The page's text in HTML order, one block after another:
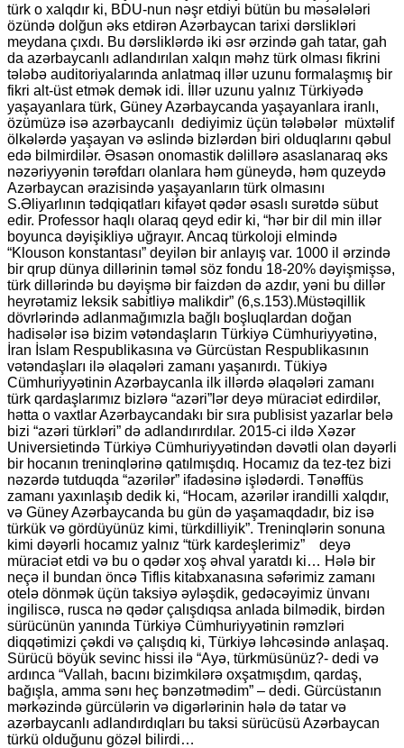
türk o xalqdır ki, BDU-nun nəşr etdiyi bütün bu məsələləri
özündə dolğun əks etdirən Azərbaycan tarixi dərslikləri
meydana çıxdı. Bu dərsliklərdə iki əsr ərzində gah tatar, gah
da azərbaycanlı adlandırılan xalqın məhz türk olması fikrini
tələbə auditoriyalarında anlatmaq illər uzunu formalaşmış bir
fikri alt-üst etmək demək idi. İllər uzunu yalnız Türkiyədə
yaşayanlara türk, Güney Azərbaycanda yaşayanlara iranlı,
özümüzə isə azərbaycanlı dediyimiz üçün tələbələr müxtəlif
ölkələrdə yaşayan və əslində bizlərdən biri olduqlarını qəbul
edə bilmirdilər. Əsasən onomastik dəlillərə asaslanaraq əks
nəzəriyyənin tərəfdarı olanlara həm güneydə, həm quzeydə
Azərbaycan ərazisində yaşayanların türk olmasını
S.Əliyarlının tədqiqatları kifayət qədər əsaslı surətdə sübut
edir. Professor haqlı olaraq qeyd edir ki, “hər bir dil min illər
boyunca dəyişikliyə uğrayır. Ancaq türkoloji elmində
“Klouson konstantası” deyilən bir anlayış var. 1000 il ərzində
bir qrup dünya dillərinin təməl söz fondu 18-20% dəyişmişsə,
türk dillərində bu dəyişmə bir faizdən də azdır, yəni bu dillər
heyrətamiz leksik sabitliyə malikdir” (6,s.153).Müstəqillik
dövrlərində adlanmağımızla bağlı boşluqlardan doğan
hadisələr isə bizim vətəndaşların Türkiyə Cümhuriyyətinə,
İran İslam Respublikasına və Gürcüstan Respublikasının
vətəndaşları ilə əlaqələri zamanı yaşanırdı. Tükiyə
Cümhuriyyətinin Azərbaycanla ilk illərdə əlaqələri zamanı
türk qardaşlarımız bizlərə “azəri”lər deyə müraciət edirdilər,
hətta o vaxtlar Azərbaycandakı bir sıra publisist yazarlar belə
bizi “azəri türkləri” də adlandırırdılar. 2015-ci ildə Xəzər
Universietində Türkiyə Cümhuriyyətindən dəvətli olan dəyərli
bir hocanın treninqlərinə qatılmışdıq. Hocamız da tez-tez bizi
nəzərdə tutduqda “azərilər” ifadəsinə işlədərdi. Tənəffüs
zamanı yaxınlaşıb dedik ki, “Hocam, azərilər irandilli xalqdır,
və Güney Azərbaycanda bu gün də yaşamaqdadır, biz isə
türkük və gördüyünüz kimi, türkdilliyik”. Treninqlərin sonuna
kimi dəyərli hocamız yalnız “türk kardeşlerimiz” deyə
müraciət etdi və bu o qədər xoş əhval yaratdı ki… Hələ bir
neçə il bundan öncə Tiflis kitabxanasına səfərimiz zamanı
otelə dönmək üçün taksiyə əyləşdik, gedəcəyimiz ünvanı
ingiliscə, rusca nə qədər çalışdıqsa anlada bilmədik, birdən
sürücünün yanında Türkiyə Cümhuriyyətinin rəmzləri
diqqətimizi çəkdi və çalışdıq ki, Türkiyə ləhcəsində anlaşaq.
Sürücü böyük sevinc hissi ilə “Ayə, türkmüsünüz?- dedi və
ardınca “Vallah, bacını bizimkilərə oxşatmışdım, qardaş,
bağışla, amma sənı heç bənzətmədim” – dedi. Gürcüstanın
mərkəzində gürcülərin və digərlərinin hələ də tatar və
azərbaycanlı adlandırdıqları bu taksi sürücüsü Azərbaycan
türkü olduğunu gözəl bilirdi…